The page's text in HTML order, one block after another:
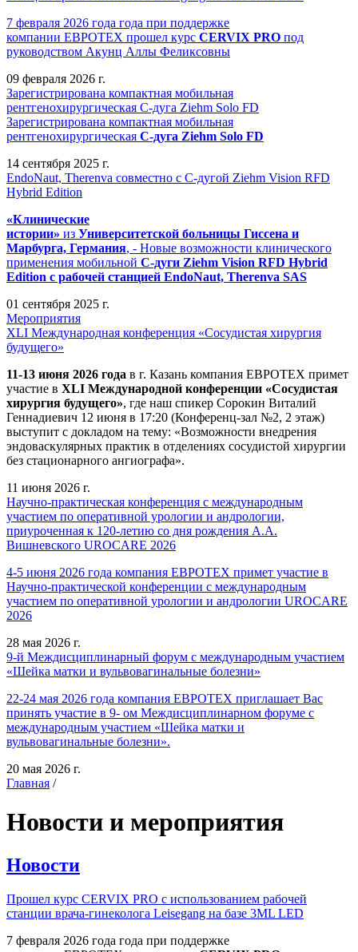
7 февраля 2026 года года при поддержке
компании ЕВРОТЕХ прошел курс CERVIX PRO под
руководством Акунц Аллы Феликсовны
09 февраля 2026 г.
Зарегистрирована компактная мобильная
рентгенохирургическая С-дуга Ziehm Solo FD
Зарегистрирована компактная мобильная
рентгенохирургическая С-дуга Ziehm Solo FD
14 сентября 2025 г.
EndoNaut, Therenva совместно с С-дугой Ziehm Vision RFD
Hybrid Edition
«Клинические
истории» из Университетской больницы Гиссена и
Марбурга, Германия, - Новые возможности клинического
применения мобильной С-дуги Ziehm Vision RFD Hybrid
Edition с рабочей станцией EndoNaut, Therenva SAS
01 сентября 2025 г.
Мероприятия
XLI Международная конференция «Сосудистая хирургия
будущего»
11-13 июня 2026 года в г. Казань компания ЕВРОТЕХ примет
участие в XLI Международной конференции «Сосудистая
хирургия будущего», где наш спикер Сорокин Виталий
Геннадиевич 12 июня в 17:20 (Конференц-зал №2, 2 этаж)
выступит с докладом на тему: «Возможности внедрения
эндоваскулярных практик в отделениях сосудистой хирургии
без стационарного ангиографа».
11 июня 2026 г.
Научно-практическая конференция с международным
участием по оперативной урологии и андрологии,
приуроченная к 120-летию со дня рождения А.А.
Вишневского UROCARE 2026
4-5 июня 2026 года компания ЕВРОТЕХ примет участие в
Научно-практической конференции с международным
участием по оперативной урологии и андрологии UROCARE
2026
28 мая 2026 г.
9-й Междисциплинарный форум с международным участием
«Шейка матки и вульвовагинальные болезни»
22-24 мая 2026 года компания ЕВРОТЕХ приглашает Вас
принять участие в 9- ом Междисциплинарном форуме с
международным участием «Шейка матки и
вульвовагинальные болезни».
20 мая 2026 г.
Главная /
Новости и мероприятия
Новости
Прошел курс CERVIX PRO с использованием рабочей
станции врача-гинеколога Leisegang на базе 3ML LED
7 февраля 2026 года года при поддержке